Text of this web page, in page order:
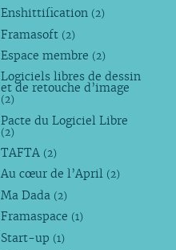
Enshittification (2)
Framasoft (2)
Espace membre (2)
Logiciels libres de dessin
et de retouche d’image
(2)
Pacte du Logiciel Libre
(2)
TAFTA (2)
Au cœur de l’April (2)
Ma Dada (2)
Framaspace (1)
Start-up (1)